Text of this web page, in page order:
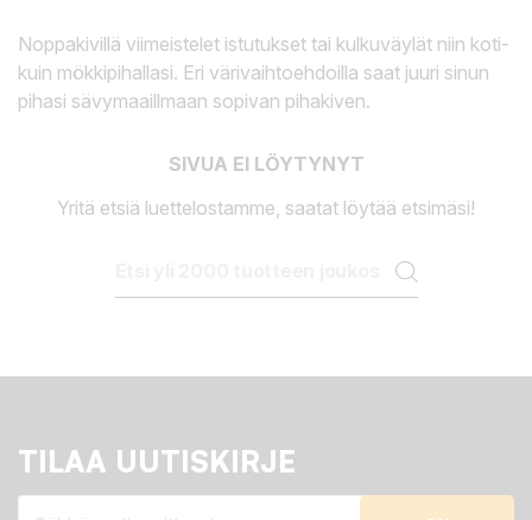
Noppakivillä viimeistelet istutukset tai kulkuväylät niin koti-
kuin mökkipihallasi. Eri värivaihtoehdoilla saat juuri sinun
pihasi sävymaaillmaan sopivan pihakiven.
SIVUA EI LÖYTYNYT
Yritä etsiä luettelostamme, saatat löytää etsimäsi!
TILAA UUTISKIRJE